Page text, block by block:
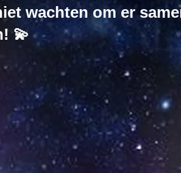
wachten om er
💫